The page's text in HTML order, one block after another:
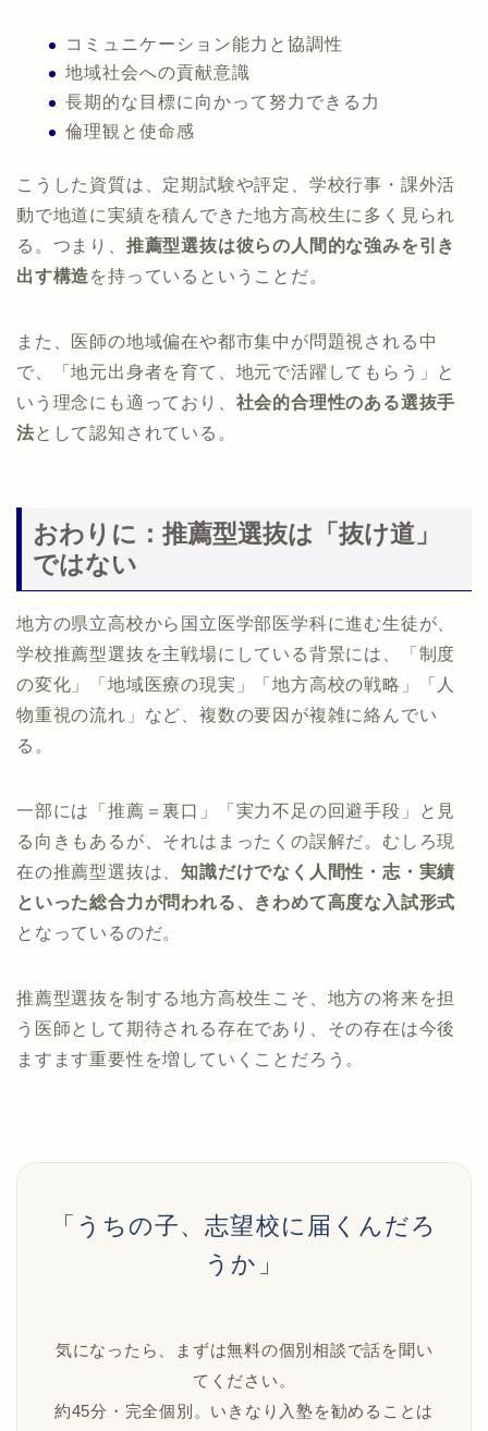
コミュニケーション能力と協調性
地域社会への貢献意識
長期的な目標に向かって努力できる力
倫理観と使命感
こうした資質は、定期試験や評定、学校行事・課外活
動で地道に実績を積んできた地方高校生に多く見られ
る。つまり、 推薦型選抜は彼らの人間的な強みを引き
出す構造を持っているということだ。
また、医師の地域偏在や都市集中が問題視される中
で、「地元出身者を育て、地元で活躍してもらう」と
いう理念にも適っており、 社会的合理性のある選抜手
法として認知されている。
おわりに：推薦型選抜は「抜け道」
ではない
地方の県立高校から国立医学部医学科に進む生徒が、
学校推薦型選抜を主戦場にしている背景には、「制度
の変化」「地域医療の現実」「地方高校の戦略」「人
物重視の流れ」など、複数の要因が複雑に絡んでい
る。
一部には「推薦＝裏口」「実力不足の回避手段」と見
る向きもあるが、それはまったくの誤解だ。むしろ現
在の推薦型選抜は、知識だけでなく人間性・志・実績
といった総合力が問われる、きわめて高度な入試形式
となっているのだ。
推薦型選抜を制する地方高校生こそ、地方の将来を担
う医師として期待される存在であり、その存在は今後
ますます重要性を増していくことだろう。
「うちの子、志望校に届くんだろ
うか」
気になったら、まずは無料の個別相談で話を聞い
てください。
約45分・完全個別。いきなり入塾を勧めることは